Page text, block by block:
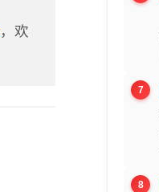
，欢
7
8